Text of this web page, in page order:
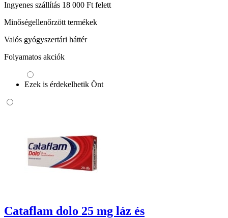
Ingyenes szállítás 18 000 Ft felett
Minőségellenőrzött termékek
Valós gyógyszertári háttér
Folyamatos akciók
Ezek is érdekelhetik Önt
Cataflam dolo 25 mg láz és